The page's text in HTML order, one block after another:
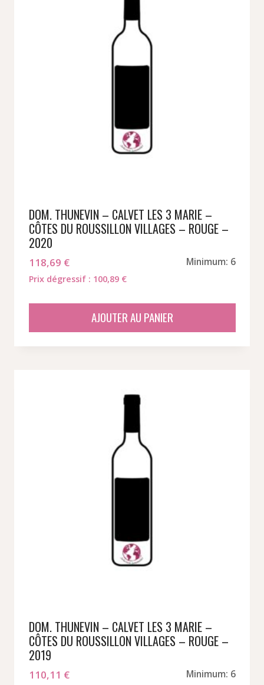
DOM. THUNEVIN – CALVET LES 3 MARIE –
CÔTES DU ROUSSILLON VILLAGES – ROUGE –
2020
118,69 € Minimum: 6
Prix dégressif : 100,89 €
AJOUTER AU PANIER
DOM. THUNEVIN – CALVET LES 3 MARIE –
CÔTES DU ROUSSILLON VILLAGES – ROUGE –
2019
110,11 € Minimum: 6